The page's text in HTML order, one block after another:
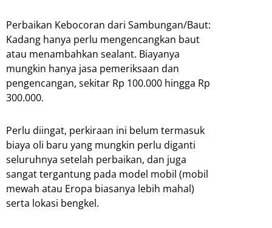
Perbaikan Kebocoran dari Sambungan/Baut:
Kadang hanya perlu mengencangkan baut
atau menambahkan sealant. Biayanya
mungkin hanya jasa pemeriksaan dan
pengencangan, sekitar Rp 100.000 hingga Rp
300.000.
Perlu diingat, perkiraan ini belum termasuk
biaya oli baru yang mungkin perlu diganti
seluruhnya setelah perbaikan, dan juga
sangat tergantung pada model mobil (mobil
mewah atau Eropa biasanya lebih mahal)
serta lokasi bengkel.